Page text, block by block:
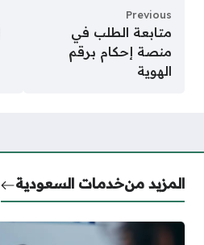
Previous
متابعة الطلب في
منصة إحكام برقم
الهوية
المزيد منخدمات السعودية